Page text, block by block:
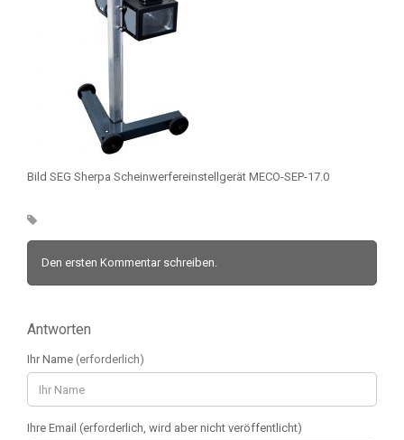
Bild SEG Sherpa Scheinwerfereinstellgerät MECO-SEP-17.0
Den ersten Kommentar schreiben.
Antworten
Ihr Name (erforderlich)
Ihre Email (erforderlich, wird aber nicht veröffentlicht)